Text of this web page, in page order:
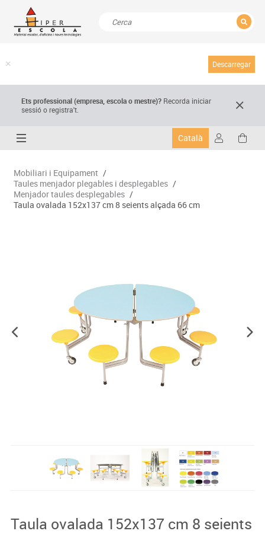
Descarregar
Ets professional (empresa,escola o mestre)? Recorda iniciar
sessió o registra't.
Català
Mobiliari i Equipament /
Taules menjador plegables i desplegables /
Menjador taules desplegables /
Taula ovalada 152x137 cm 8 seients alçada 66 cm
Taula ovalada 152x137 cm 8 seients